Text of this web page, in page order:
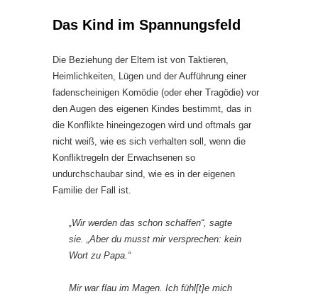
Das Kind im Spannungsfeld
Die Beziehung der Eltern ist von Taktieren,
Heimlichkeiten, Lügen und der Aufführung einer
fadenscheinigen Komödie (oder eher Tragödie) vor
den Augen des eigenen Kindes bestimmt, das in
die Konflikte hineingezogen wird und oftmals gar
nicht weiß, wie es sich verhalten soll, wenn die
Konfliktregeln der Erwachsenen so
undurchschaubar sind, wie es in der eigenen
Familie der Fall ist.
„Wir werden das schon schaffen“, sagte
sie. „Aber du musst mir versprechen: kein
Wort zu Papa.“
Mir war flau im Magen. Ich fühl[t]e mich